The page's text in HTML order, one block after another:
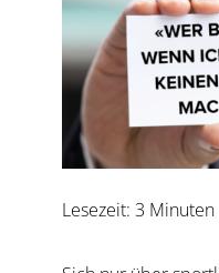
Lesezeit: 3 Minuten